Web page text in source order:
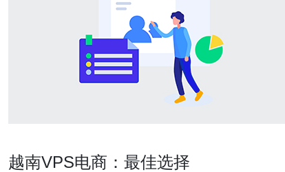
越南VPS电商：最佳选择